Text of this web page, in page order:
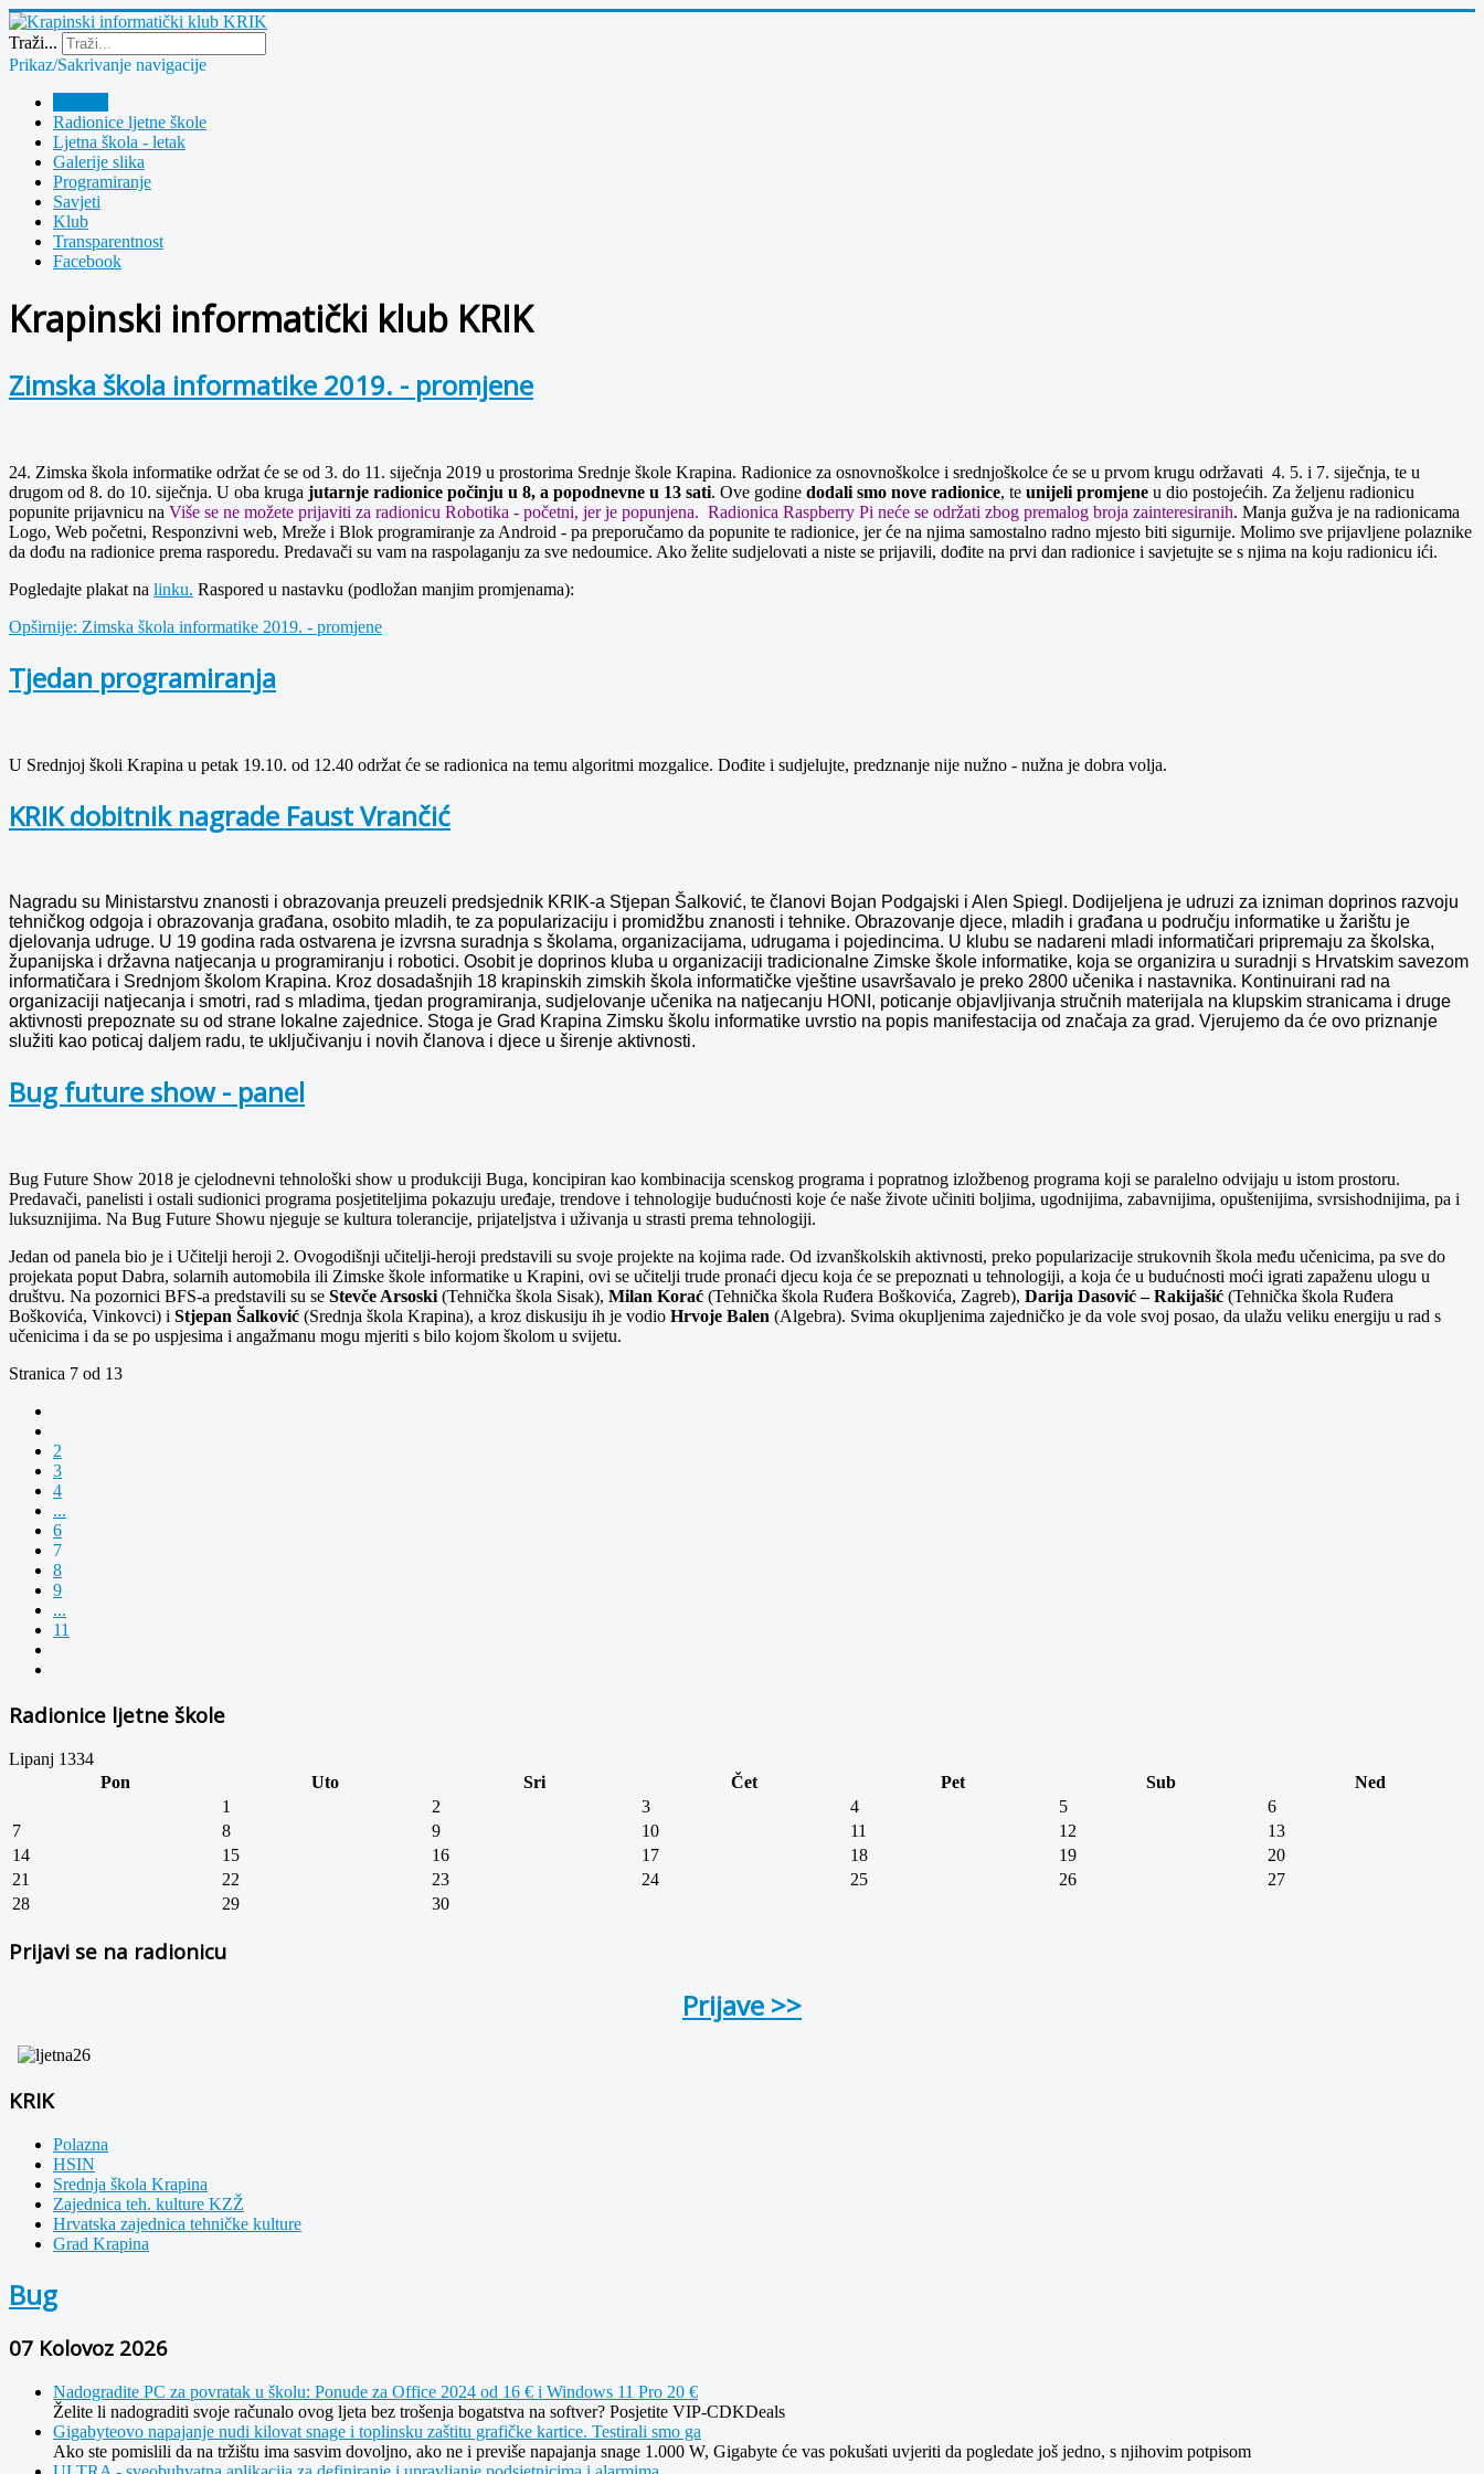
Traži...
Prikaz/Sakrivanje navigacije
Radionice ljetne škole
Ljetna škola - letak
Galerije slika
Programiranje
Savjeti
Klub
Transparentnost
Facebook
Krapinski informatički klub KRIK
Zimska škola informatike 2019. - promjene
24. Zimska škola informatike održat će se od 3. do 11. siječnja 2019 u prostorima Srednje škole Krapina. Radionice za osnovnoškolce i srednjoškolce će se u prvom krugu održavati 4. 5. i 7. siječnja, te u
drugom od 8. do 10. siječnja. U oba kruga jutarnje radionice počinju u 8, a popodnevne u 13 sati. Ove godine dodali smo nove radionice, te unijeli promjene u dio postojećih. Za željenu radionicu
popunite prijavnicu na Više se ne možete prijaviti za radionicu Robotika - početni, jer je popunjena. Radionica Raspberry Pi neće se održati zbog premalog broja zainteresiranih. Manja gužva je na radionicama
Logo, Web početni, Responzivni web, Mreže i Blok programiranje za Android - pa preporučamo da popunite te radionice, jer će na njima samostalno radno mjesto biti sigurnije. Molimo sve prijavljene polaznike
da dođu na radionice prema rasporedu. Predavači su vam na raspolaganju za sve nedoumice. Ako želite sudjelovati a niste se prijavili, dođite na prvi dan radionice i savjetujte se s njima na koju radionicu ići.
Pogledajte plakat na linku. Raspored u nastavku (podložan manjim promjenama):
Opširnije: Zimska škola informatike 2019. - promjene
Tjedan programiranja
U Srednjoj školi Krapina u petak 19.10. od 12.40 održat će se radionica na temu algoritmi mozgalice. Dođite i sudjelujte, predznanje nije nužno - nužna je dobra volja.
KRIK dobitnik nagrade Faust Vrančić
Nagradu su Ministarstvu znanosti i obrazovanja preuzeli predsjednik KRIK-a Stjepan Šalković, te članovi Bojan Podgajski i Alen Spiegl. Dodijeljena je udruzi za izniman doprinos razvoju
tehničkog odgoja i obrazovanja građana, osobito mladih, te za popularizaciju i promidžbu znanosti i tehnike. Obrazovanje djece, mladih i građana u području informatike u žarištu je
djelovanja udruge. U 19 godina rada ostvarena je izvrsna suradnja s školama, organizacijama, udrugama i pojedincima. U klubu se nadareni mladi informatičari pripremaju za školska,
županijska i državna natjecanja u programiranju i robotici. Osobit je doprinos kluba u organizaciji tradicionalne Zimske škole informatike, koja se organizira u suradnji s Hrvatskim savezom
informatičara i Srednjom školom Krapina. Kroz dosadašnjih 18 krapinskih zimskih škola informatičke vještine usavršavalo je preko 2800 učenika i nastavnika. Kontinuirani rad na
organizaciji natjecanja i smotri, rad s mladima, tjedan programiranja, sudjelovanje učenika na natjecanju HONI, poticanje objavljivanja stručnih materijala na klupskim stranicama i druge
aktivnosti prepoznate su od strane lokalne zajednice. Stoga je Grad Krapina Zimsku školu informatike uvrstio na popis manifestacija od značaja za grad. Vjerujemo da će ovo priznanje
služiti kao poticaj daljem radu, te uključivanju i novih članova i djece u širenje aktivnosti.
Bug future show - panel
Bug Future Show 2018 je cjelodnevni tehnološki show u produkciji Buga, koncipiran kao kombinacija scenskog programa i popratnog izložbenog programa koji se paralelno odvijaju u istom prostoru.
Predavači, panelisti i ostali sudionici programa posjetiteljima pokazuju uređaje, trendove i tehnologije budućnosti koje će naše živote učiniti boljima, ugodnijima, zabavnijima, opuštenijima, svrsishodnijima, pa i
luksuznijima. Na Bug Future Showu njeguje se kultura tolerancije, prijateljstva i uživanja u strasti prema tehnologiji.
Jedan od panela bio je i Učitelji heroji 2. Ovogodišnji učitelji-heroji predstavili su svoje projekte na kojima rade. Od izvanškolskih aktivnosti, preko popularizacije strukovnih škola među učenicima, pa sve do
projekata poput Dabra, solarnih automobila ili Zimske škole informatike u Krapini, ovi se učitelji trude pronaći djecu koja će se prepoznati u tehnologiji, a koja će u budućnosti moći igrati zapaženu ulogu u
društvu. Na pozornici BFS-a predstavili su se Stevče Arsoski (Tehnička škola Sisak), Milan Korać (Tehnička škola Ruđera Boškovića, Zagreb), Darija Dasović – Rakijašić (Tehnička škola Ruđera
Boškovića, Vinkovci) i Stjepan Šalković (Srednja škola Krapina), a kroz diskusiju ih je vodio Hrvoje Balen (Algebra). Svima okupljenima zajedničko je da vole svoj posao, da ulažu veliku energiju u rad s
učenicima i da se po uspjesima i angažmanu mogu mjeriti s bilo kojom školom u svijetu.
Stranica 7 od 13
2
3
4
...
6
7
8
9
...
11
Radionice ljetne škole
Year
Month
Year
Month
Lipanj 1334
Pon
Uto Sri Čet Pet Sub
Ned
1
2 3 4 5
6
7
8 9 10 11 12
13
14
15 16 17 18 19
20
21
22 23 24 25 26
27
28
29 30
Prijavi se na radionicu
Prijave >>
KRIK
Polazna
HSIN
Srednja škola Krapina
Zajednica teh. kulture KZŽ
Hrvatska zajednica tehničke kulture
Grad Krapina
Bug
07 Kolovoz 2026
Nadogradite PC za povratak u školu: Ponude za Office 2024 od 16 € i Windows 11 Pro 20 €
Želite li nadograditi svoje računalo ovog ljeta bez trošenja bogatstva na softver? Posjetite VIP-CDKDeals
Gigabyteovo napajanje nudi kilovat snage i toplinsku zaštitu grafičke kartice. Testirali smo ga
Ako ste pomislili da na tržištu ima sasvim dovoljno, ako ne i previše napajanja snage 1.000 W, Gigabyte će vas pokušati uvjeriti da pogledate još jedno, s njihovim potpisom